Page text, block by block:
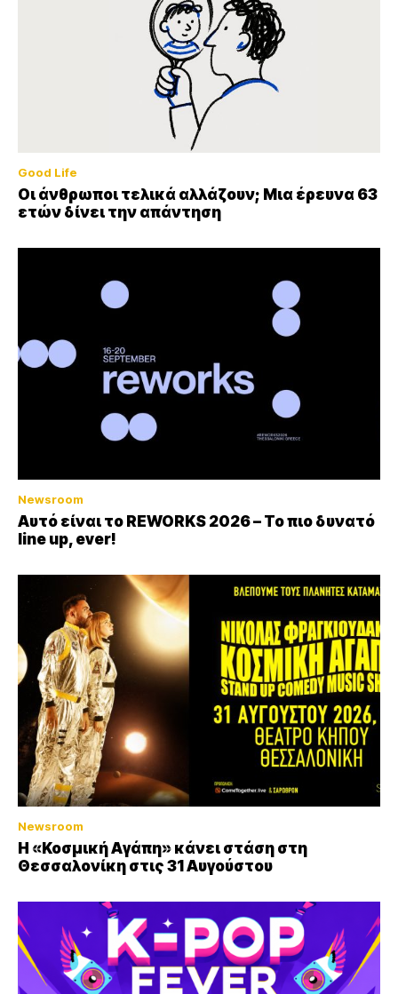
Good Life
Οι άνθρωποι τελικά αλλάζουν; Μια έρευνα 63
ετών δίνει την απάντηση
Newsroom
Αυτό είναι το REWORKS 2026 – Το πιο δυνατό
line up, ever!
Newsroom
Η «Κοσμική Αγάπη» κάνει στάση στη
Θεσσαλονίκη στις 31 Αυγούστου